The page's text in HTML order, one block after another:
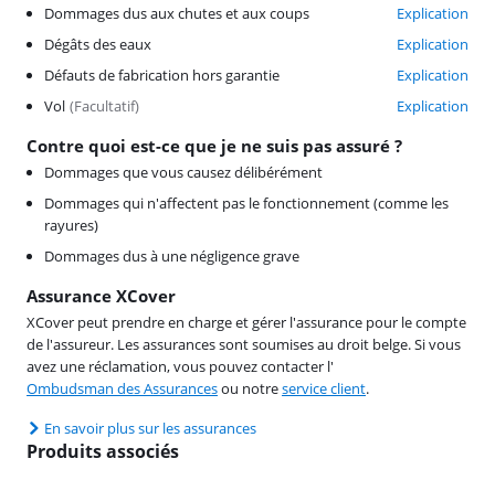
Dommages dus aux chutes et aux coups
Explication
Dégâts des eaux
Explication
Défauts de fabrication hors garantie
Explication
Vol (Facultatif) Explication
Contre quoi est-ce que je ne suis pas assuré ?
Dommages que vous causez délibérément
Dommages qui n'affectent pas le fonctionnement (comme les
rayures)
Dommages dus à une négligence grave
Assurance XCover
XCover peut prendre en charge et gérer l'assurance pour le compte
de l'assureur. Les assurances sont soumises au droit belge. Si vous
avez une réclamation, vous pouvez contacter l'
Ombudsman des Assurancesou notreservice client.
En savoir plus sur les assurances
Produits associés